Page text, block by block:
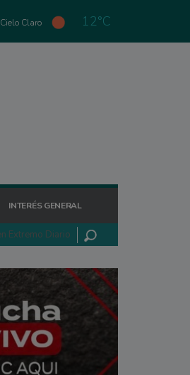
Cielo Claro 12°C
INTERÉS GENERAL